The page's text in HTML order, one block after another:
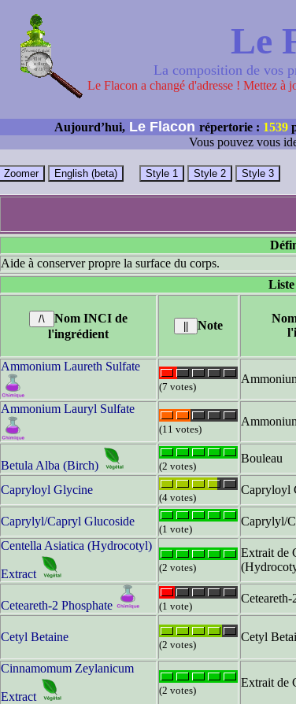
Le
La composition de vos
Le Flacon a changé d'adresse ! Mettez à
Aujourd’hui, Le Flacon répertorie : 1539
Vous pouvez vous
Aide à conserver propre la surface du corps.
Liste
Nom INCI de
l'ingrédient
Note
Ammonium Laureth Sulfate
(7 votes)
Ammonium Lauryl Sulfate
(11 votes)
Betula Alba (Birch) (2 votes)
Bouleau
Capryloyl Glycine
(4 votes)
Capryloyl
Caprylyl/Capryl Glucoside
(1 vote)
Caprylyl/
Centella Asiatica (Hydrocotyl)
Extract (2 votes)
Extrait de
Ceteareth-2 Phosphate (1 vote)
Ceteareth-
Cetyl Betaine
(2 votes)
Cetyl
Cinnamomum Zeylanicum
Extract (2 votes)
Extrait de